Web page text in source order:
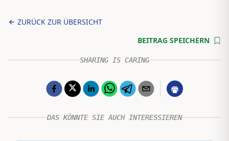
ZURÜCK ZUR ÜBERSICHT
BEITRAG SPEICHERN
SHARING IS CARING
DAS KÖNNTE SIE AUCH INTERESSIEREN